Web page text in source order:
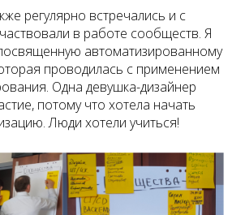
регулярно встречались и с
в работе сообществ. Я
автоматизированному
проводилась с применением
Одна девушка-дизайнер
потому что хотела начать
Люди хотели учиться!